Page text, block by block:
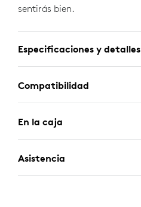
sentirás bien.
Especificaciones y detalles
Compatibilidad
En la caja
Asistencia